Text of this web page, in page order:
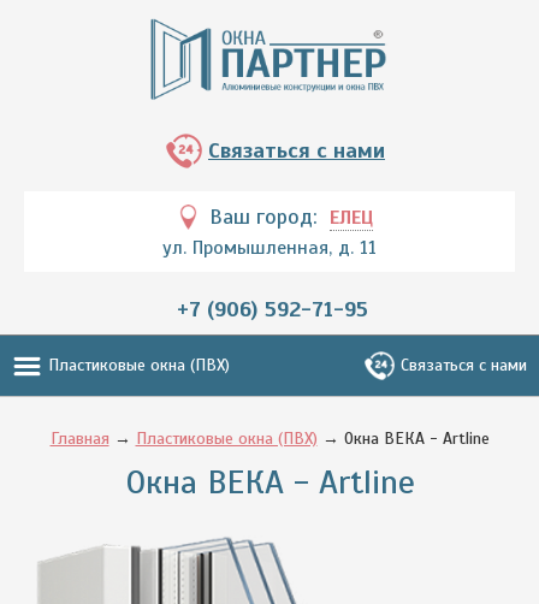
Связаться с нами
Ваш город: ЕЛЕЦ
ул. Промышленная, д. 11
+7 (906) 592-71-95
Пластиковые окна (ПВХ) Связаться с нами
Главная → Пластиковые окна (ПВХ) → Окна ВЕКА - Artline
Окна ВЕКА - Artline